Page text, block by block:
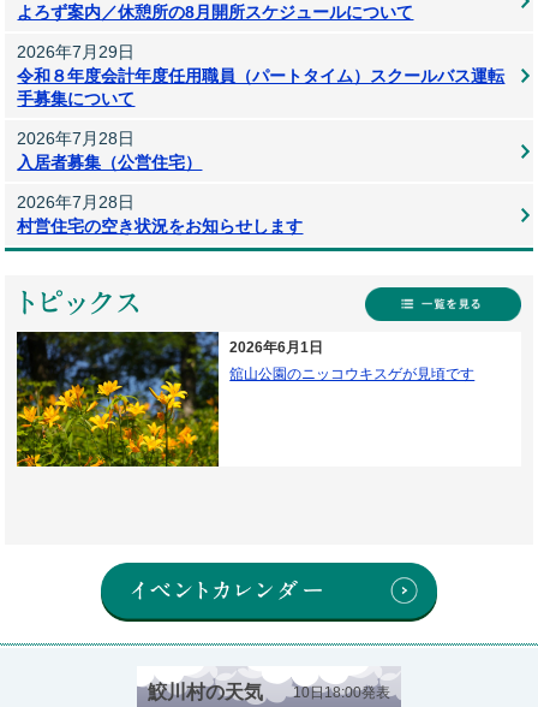
よろず案内／休憩所の8月開所スケジュールについて
2026年7月29日
令和８年度会計年度任用職員（パートタイム）スクールバス運転
手募集について
2026年7月28日
入居者募集（公営住宅）
2026年7月28日
村営住宅の空き状況をお知らせします
2026年6月1日
舘山公園のニッコウキスゲが見頃です